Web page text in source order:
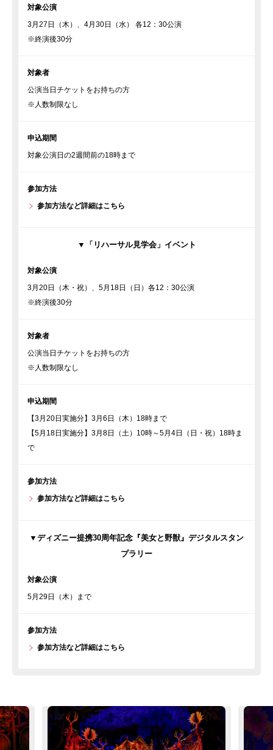
対象公演
3月27日（木）、4月30日（水） 各12：30公演
※終演後30分
対象者
公演当日チケットをお持ちの方
※人数制限なし
申込期間
対象公演日の2週間前の18時まで
参加方法
参加方法など詳細はこちら
▼「リハーサル見学会」イベント
対象公演
3月20日（木・祝）、5月18日（日）各12：30公演
※終演後30分
対象者
公演当日チケットをお持ちの方
※人数制限なし
申込期間
【3月20日実施分】3月6日（木）18時まで
【5月18日実施分】3月8日（土）10時～5月4日（日・祝）18時ま
で
参加方法
参加方法など詳細はこちら
▼ディズニー提携30周年記念『美女と野獣』デジタルスタン
プラリー
対象公演
5月29日（木）まで
参加方法
参加方法など詳細はこちら